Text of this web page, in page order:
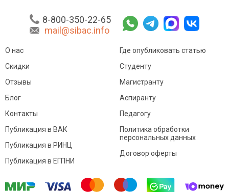
8-800-350-22-65
mail@sibac.info
О нас
Скидки
Отзывы
Блог
Контакты
Где опубликовать статью
Студенту
Магистранту
Аспиранту
Педагогу
Публикация в ВАК
Публикация в РИНЦ
Публикация в ЕГПНИ
Политика обработки
персональных данных
Договор оферты